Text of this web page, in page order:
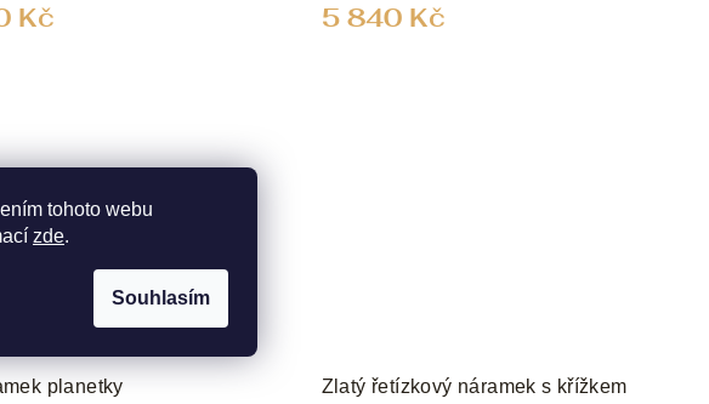
tohoto webu
zde.
Souhlasím
Kč 5 840 Kč
planetky Zlatý řetízkový náramek s křížkem